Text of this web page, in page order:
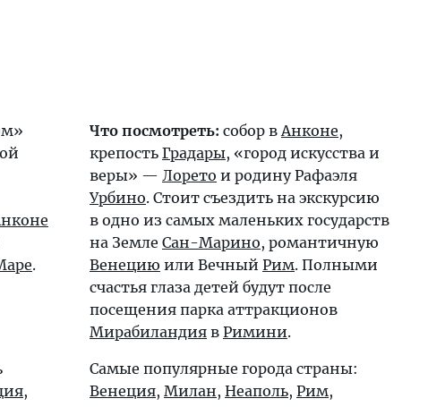
.
Что посмотреть: собор вАнконе,
крепость Градары, «город искусства и
веры» — Лорето и родину Рафаэля
Урбино. Стоит съездить на экскурсию
в одно из самых маленьких государств
на Земле Сан-Марино, романтичную
Венецию или Вечный Рим. Полными
счастья глаза детей будут после
посещения парка аттракционов
Мирабиландия в Римини.
,
Самые популярные города страны:
Венеция, Милан, Неаполь, Рим,